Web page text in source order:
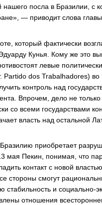
посла в Бразилии, с
— приводит слова
который фактически
Кунья. Кому же это
левые
Partido dos Trabalhadores)
контроль над
Впрочем, дело не
со всеми государствами
власть над остальной
приобретает
Пекин, понимая, что
контакт с новой
стороны смогут
и социально-
отношения